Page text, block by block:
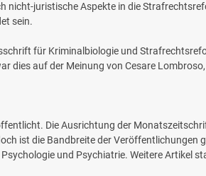
nicht-juristische Aspekte in die
sein.
für Kriminalbiologie und
dies auf der Meinung von Cesare
Die Ausrichtung der
ist die Bandbreite der Veröffentlichungen
und Psychiatrie. Weitere Artikel